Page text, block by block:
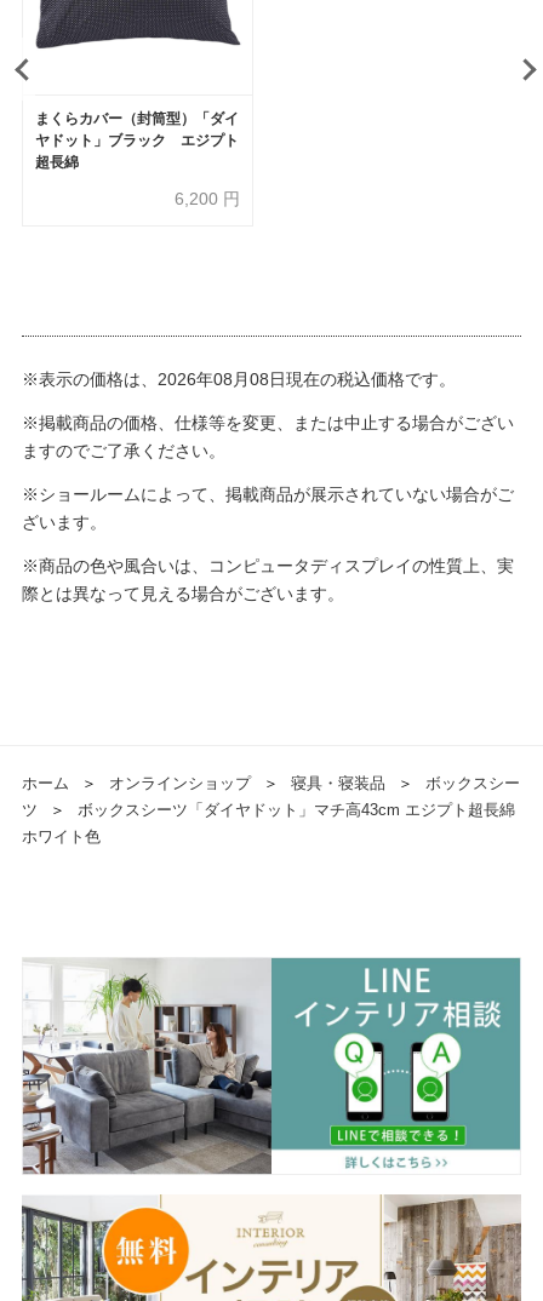
まくらカバー（封筒型）「ダイ
ヤドット」ブラック エジプト
超長綿
6,200 円
※表示の価格は、2026年08月08日現在の税込価格です。
※掲載商品の価格、仕様等を変更、または中止する場合がござい
ますのでご了承ください。
※ショールームによって、掲載商品が展示されていない場合がご
ざいます。
※商品の色や風合いは、コンピュータディスプレイの性質上、実
際とは異なって見える場合がございます。
ホーム ＞ オンラインショップ ＞ 寝具・寝装品 ＞
ボックスシー
ツ
＞
ボックスシーツ「ダイヤドット」マチ高43cm エジプト超長綿
ホワイト色